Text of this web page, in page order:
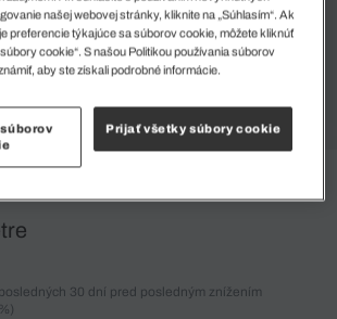
30 dní pred posledným znížením
našej webovej stránky, kliknite na „Súhlasím“. Ak
preferencie týkajúce sa súborov cookie, môžete kliknúť
cookie“. S našou Politikou používania súborov
aby ste získali podrobné informácie.
Prijať všetky súbory cookie